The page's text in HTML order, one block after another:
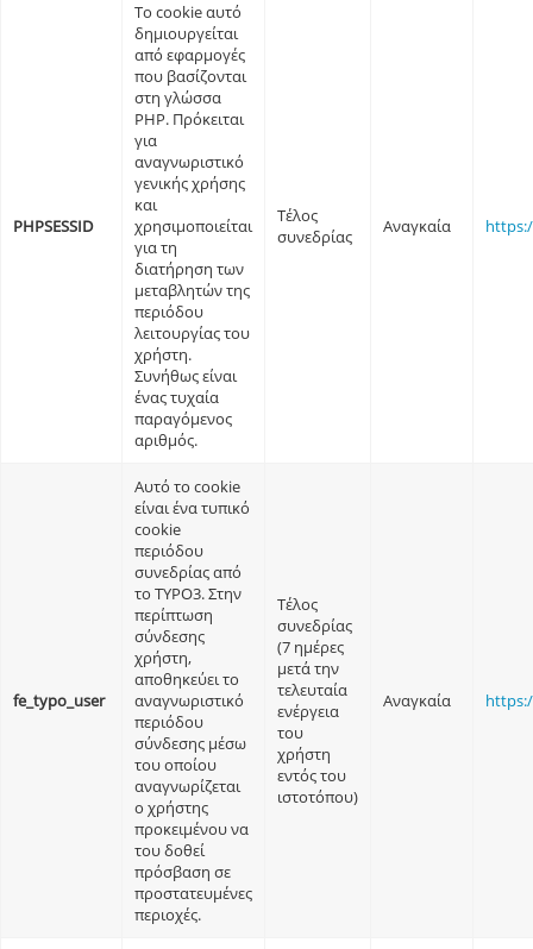
PHPSESSID
Το cookie αυτό
δημιουργείται
από εφαρμογές
που βασίζονται
στη γλώσσα
PHP. Πρόκειται
για
αναγνωριστικό
γενικής χρήσης
και
χρησιμοποιείται
για τη
διατήρηση των
μεταβλητών της
περιόδου
λειτουργίας του
χρήστη.
Συνήθως είναι
ένας τυχαία
παραγόμενος
αριθμός.
Τέλος
συνεδρίας
Αναγκαία
fe_typo_user
Αυτό το cookie
είναι ένα τυπικό
cookie
περιόδου
συνεδρίας από
το TYPO3. Στην
περίπτωση
σύνδεσης
χρήστη,
αποθηκεύει το
αναγνωριστικό
περιόδου
σύνδεσης μέσω
του οποίου
αναγνωρίζεται
ο χρήστης
προκειμένου να
του δοθεί
πρόσβαση σε
προστατευμένες
περιοχές.
Τέλος
συνεδρίας
(7 ημέρες
μετά την
τελευταία
ενέργεια
του
χρήστη
εντός του
ιστοτόπου)
Αναγκαία